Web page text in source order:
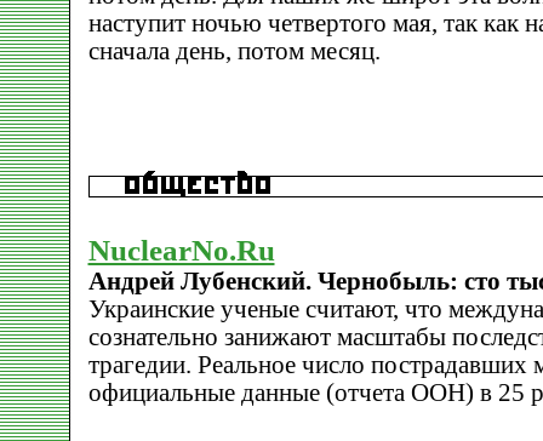
наступит ночью четвертого мая, так как
сначала день, потом месяц.
NuclearNo.Ru
Андрей Лубенский. Чернобыль: сто
Украинские ученые считают, что
сознательно занижают масштабы
трагедии. Реальное число пострадавших
официальные данные (отчета ООН) в 25